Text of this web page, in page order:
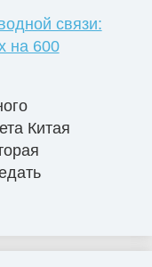
связи:
на 600
Китая